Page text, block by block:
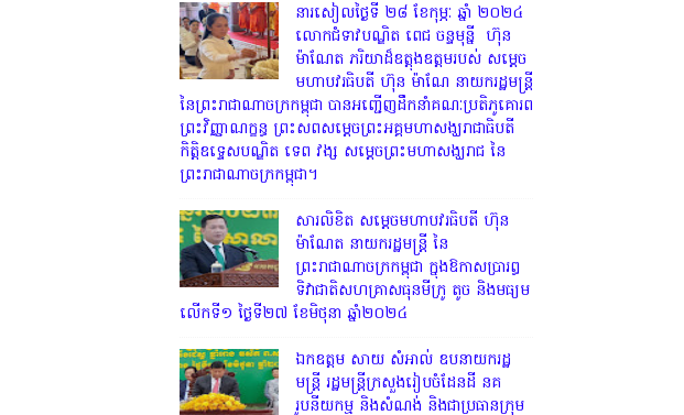
នារសៀលថ្ងៃទី ២៨ ខែកុម្ភៈ ឆ្នាំ ២០២៤
លោកជំទាវបណ្ឌិត ពេជ ចន្ទមុន្នី ហ៊ុន
ម៉ាណែត ភរិយាដ៏ឧត្តុងឧត្តមរបស់ សម្តេច
មហាបវរធិបតី ហ៊ុន ម៉ាណែ នាយករដ្ឋមន្រ្តី
នៃព្រះរាជាណាចក្រកម្ពុជា បានអញ្ជើញដឹកនាំគណៈប្រតិភូគោរព
ព្រះវិញ្ញាណក្ខន្ធ ព្រះសពសម្តេចព្រះអគ្គមហាសង្ឃរាជាធិបតី
កិត្តិឧទ្ទេសបណ្ឌិត ទេព វង្ស សម្តេចព្រះមហាសង្ឃរាជ នៃ
ព្រះរាជាណាចក្រកម្ពុជា។
សារលិខិត សម្តេចមហាបវរធិបតី ហ៊ុន
ម៉ាណែត នាយករដ្ឋមន្ត្រី នៃ
ព្រះរាជាណាចក្រកម្ពុជា ក្នុងឱកាសប្រារព្ធ
ទិវាជាតិសហគ្រាសធុនមីក្រូ តូច និងមធ្យម
លើកទី១ ថ្ងៃទី២៧ ខែមិថុនា ឆ្នាំ២០២៤
ឯកឧត្តម សាយ សំអាល់ ឧបនាយករដ្ឋ
មន្ត្រី រដ្ឋមន្ត្រីក្រសួងរៀបចំដែនដី នគ
រូបនីយកម្ម និងសំណង់ និងជាប្រធានក្រុម